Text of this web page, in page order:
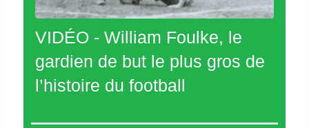
VIDÉO - William Foulke, le
gardien de but le plus gros de
l’histoire du football